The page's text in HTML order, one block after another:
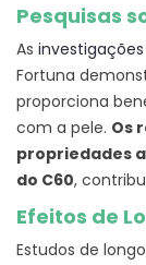
Pesquisas
As
Fortuna
proporciona
com a pele. Os
propriedades
do C60,
Efeitos de
Estudos de